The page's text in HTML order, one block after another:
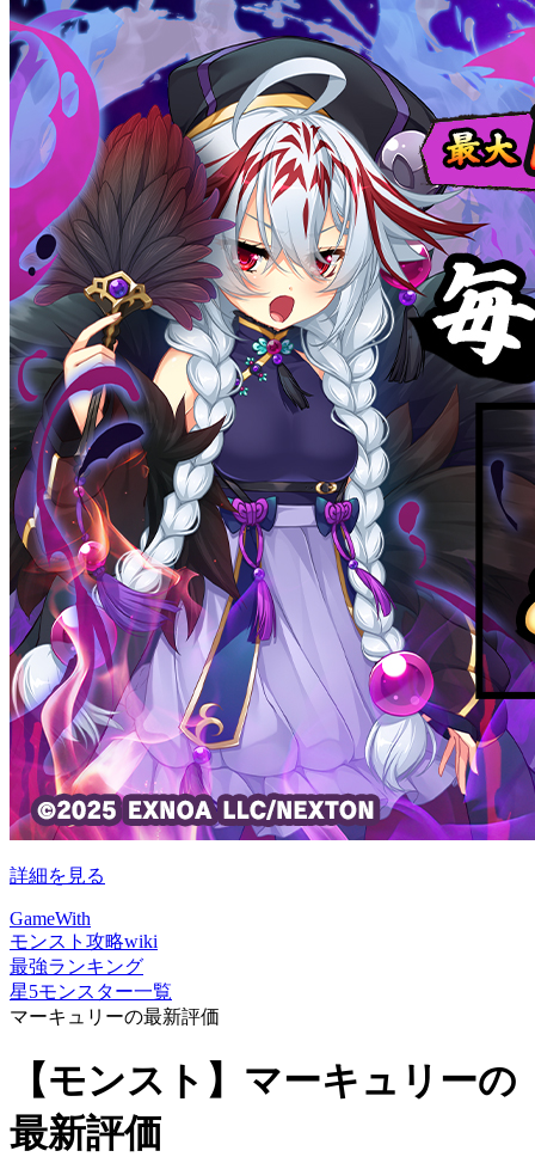
詳細を見る
GameWith
モンスト攻略wiki
最強ランキング
星5モンスター一覧
マーキュリーの最新評価
【モンスト】マーキュリーの
最新評価